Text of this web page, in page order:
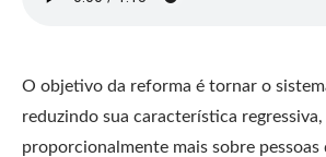
O objetivo da reforma é tornar o
reduzindo sua característica regressiva,
proporcionalmente mais sobre pessoas